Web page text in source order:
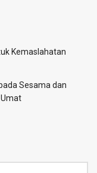
Kemaslahatan
Sesama dan